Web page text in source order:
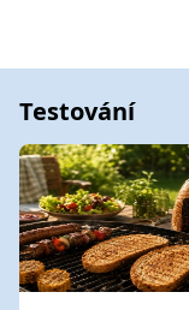
Testování